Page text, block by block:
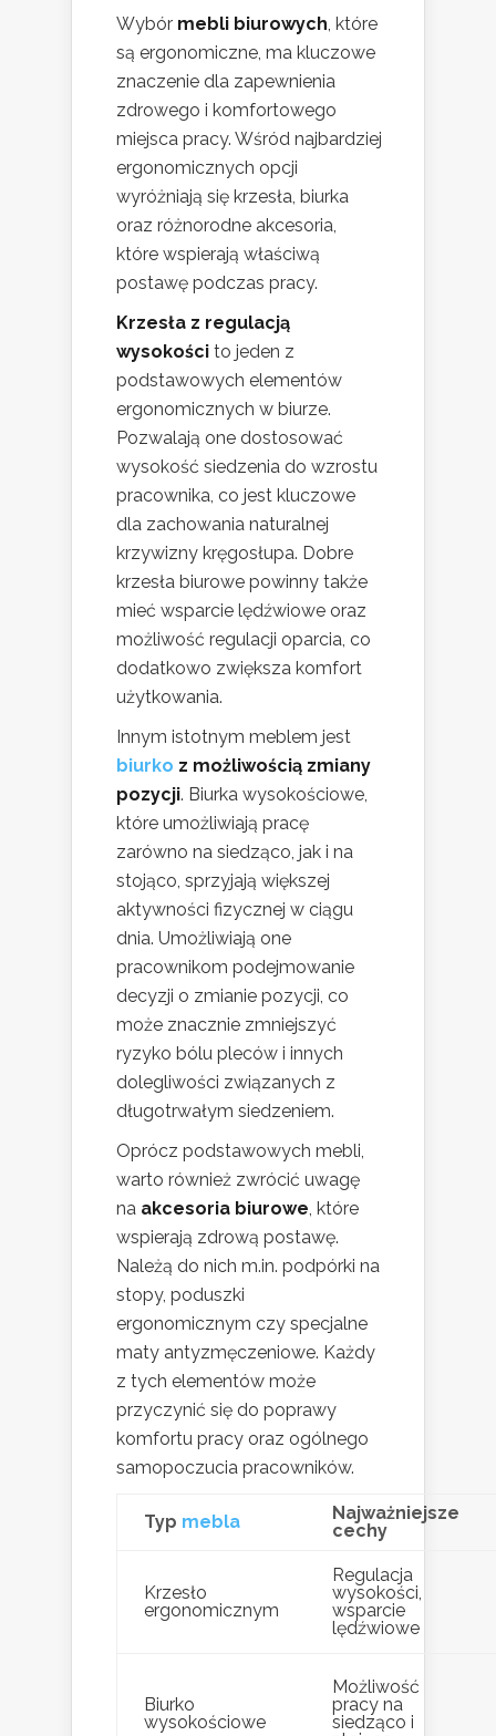
Wybór mebli biurowych, które
są ergonomiczne, ma kluczowe
znaczenie dla zapewnienia
zdrowego i komfortowego
miejsca pracy. Wśród najbardziej
ergonomicznych opcji
wyróżniają się krzesła, biurka
oraz różnorodne akcesoria,
które wspierają właściwą
postawę podczas pracy.
Krzesła z regulacją
wysokości to jeden z
podstawowych elementów
ergonomicznych w biurze.
Pozwalają one dostosować
wysokość siedzenia do wzrostu
pracownika, co jest kluczowe
dla zachowania naturalnej
krzywizny kręgosłupa. Dobre
krzesła biurowe powinny także
mieć wsparcie lędźwiowe oraz
możliwość regulacji oparcia, co
dodatkowo zwiększa komfort
użytkowania.
Innym istotnym meblem jest
biurko z możliwością zmiany
pozycji. Biurka wysokościowe,
które umożliwiają pracę
zarówno na siedząco, jak i na
stojąco, sprzyjają większej
aktywności fizycznej w ciągu
dnia. Umożliwiają one
pracownikom podejmowanie
decyzji o zmianie pozycji, co
może znacznie zmniejszyć
ryzyko bólu pleców i innych
dolegliwości związanych z
długotrwałym siedzeniem.
Oprócz podstawowych mebli,
warto również zwrócić uwagę
na akcesoria biurowe, które
wspierają zdrową postawę.
Należą do nich m.in. podpórki na
stopy, poduszki
ergonomicznym czy specjalne
maty antyzmęczeniowe. Każdy
z tych elementów może
przyczynić się do poprawy
komfortu pracy oraz ogólnego
samopoczucia pracowników.
Typ mebla
Najważniejsze
cechy
Krzesło
ergonomicznym
Regulacja
wysokości,
wsparcie
lędźwiowe
Biurko
wysokościowe
Możliwość
pracy na
siedząco i